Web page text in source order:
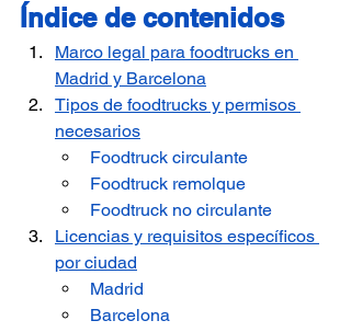
Índice de contenidos
Marco legal para foodtrucks en
Madrid y Barcelona
Tipos de foodtrucks y permisos
necesarios
Foodtruck circulante
Foodtruck remolque
Foodtruck no circulante
Licencias y requisitos específicos
por ciudad
Madrid
Barcelona